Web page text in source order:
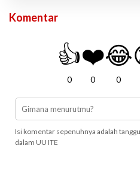
Komentar
👍
0
❤️
0
😂
0
Isi komentar sepenuhnya adalah
dalam UU ITE